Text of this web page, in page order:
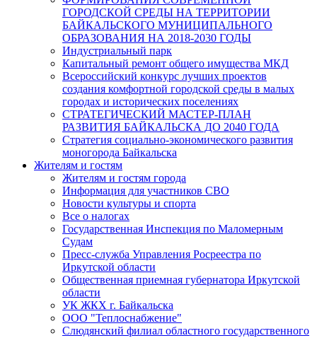
ГОРОДСКОЙ СРЕДЫ НА ТЕРРИТОРИИ
БАЙКАЛЬСКОГО МУНИЦИПАЛЬНОГО
ОБРАЗОВАНИЯ НА 2018-2030 ГОДЫ
Индустриальный парк
Капитальный ремонт общего имущества МКД
Всероссийский конкурс лучших проектов
создания комфортной городской среды в малых
городах и исторических поселениях
СТРАТЕГИЧЕСКИЙ МАСТЕР-ПЛАН
РАЗВИТИЯ БАЙКАЛЬСКА ДО 2040 ГОДА
Стратегия социально-экономического развития
моногорода Байкальска
Жителям и гостям
Жителям и гостям города
Информация для участников СВО
Новости культуры и спорта
Все о налогах
Государственная Инспекция по Маломерным
Судам
Пресс-служба Управления Росреестра по
Иркутской области
Общественная приемная губернатора Иркутской
области
УК ЖКХ г. Байкальска
ООО "Теплоснабжение"
Слюдянский филиал областного государственного